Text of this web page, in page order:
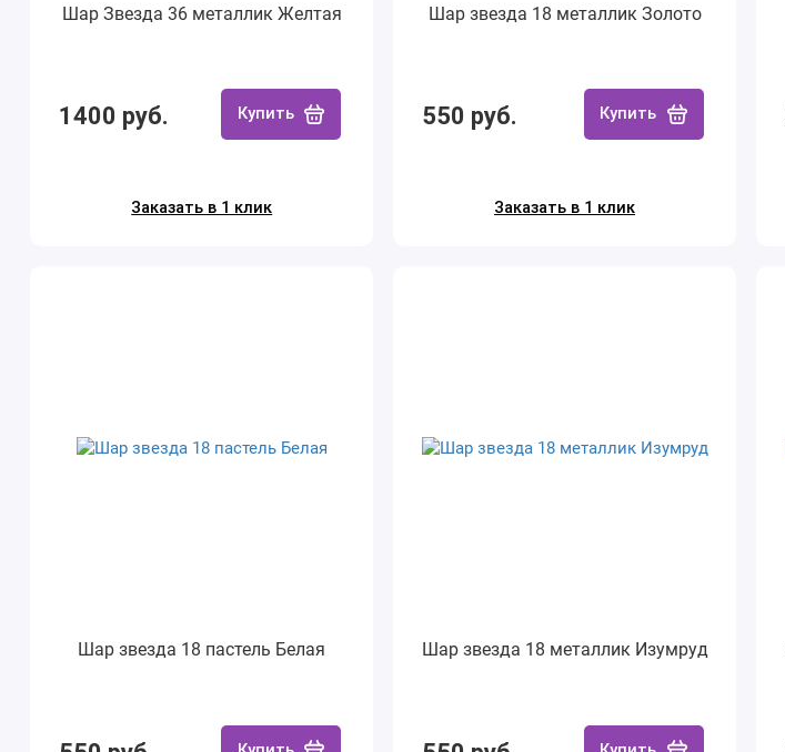
Шар Звезда 36 металлик Желтая
1400 руб. Купить
Заказать в 1 клик
Шар звезда 18 металлик Золото
550 руб. Купить
Заказать в 1 клик
Шар звезда 18 пастель Белая Шар звезда 18 металлик Изумруд